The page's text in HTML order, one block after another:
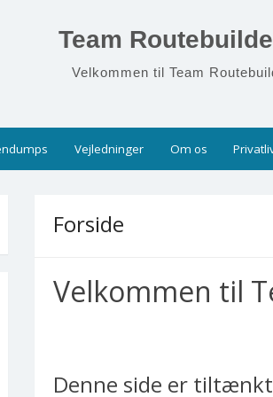
Team
Velkommen til Team
Vejledninger Om os
Forside
Velkommen til
Denne side er